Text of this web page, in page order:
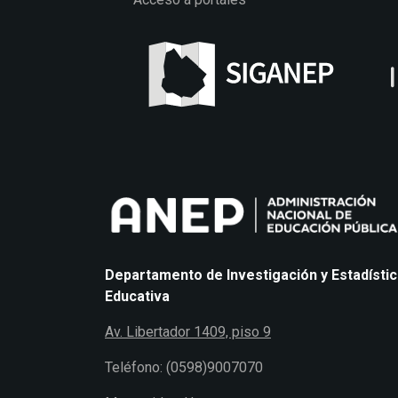
Departamento de Investigación y
Educativa
Av. Libertador 1409, piso 9
Teléfono: (0598)9007070